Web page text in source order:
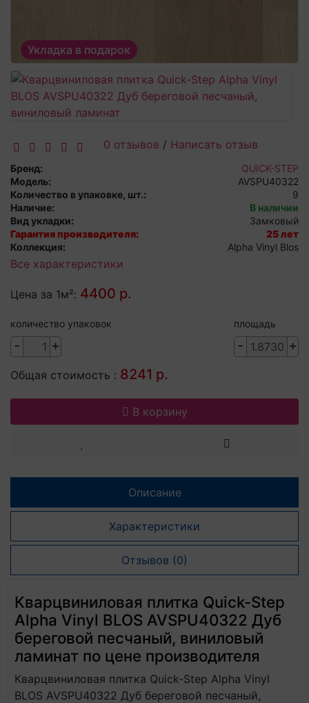
Укладка в подарок
0 отзывов / Написать отзыв
Бренд:
QUICK-STEP
Модель:
AVSPU40322
Количество в упаковке, шт.:
9
Наличие:
В наличии
Вид укладки:
Замковый
Гарантия производителя:
25 лет
Коллекция:
Alpha Vinyl Blos
Все характеристики
Цена за 1м²: 4400 р.
количество упаковок
- +
площадь
- +
Общая стоимость : 8241 р.
В корзину
Описание
Характеристики
Отзывов (0)
Кварцвиниловая плитка Quick-Step
Alpha Vinyl BLOS AVSPU40322 Дуб
береговой песчаный, виниловый
ламинат по цене производителя
Кварцвиниловая плитка Quick-Step Alpha Vinyl
BLOS AVSPU40322 Дуб береговой песчаный,